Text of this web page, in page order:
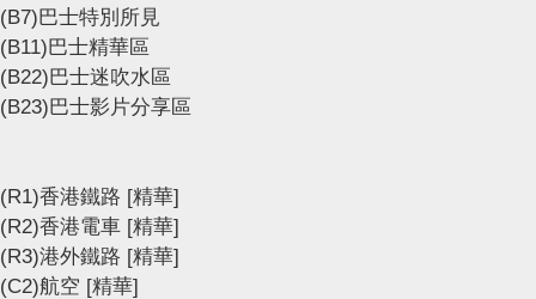
(B7)巴士特別所見
(B11)巴士精華區
(B22)巴士迷吹水區
(B23)巴士影片分享區
(R1)香港鐵路 [精華]
(R2)香港電車 [精華]
(R3)港外鐵路 [精華]
(C2)航空 [精華]